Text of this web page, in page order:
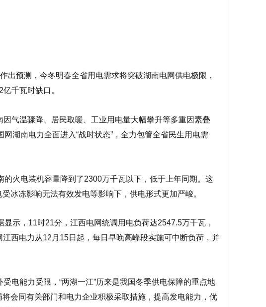
预测，今冬明春全省用电需求将突破湖南电网供电极限，
千瓦时缺口。
气温骤降、居民取暖、工业用电量大幅攀升等多重因素叠
湖南电力全面进入“战时状态”，全力包管全省民生用电需
火电装机容量降到了2300万千瓦以下，低于上年同期。这
冰冻影响无法有效发电等影响下，供电形式更加严峻。
示，11时21分，江西电网统调用电负荷达2547.5万千瓦，
西电力从12月15日起，每日早晚高峰段实施可中断负荷，并
电能力受限，“两湖一江”历来是我国冬季供电保障的重点地
会同有关部门和电力企业积极采取措施，提高发电能力，优